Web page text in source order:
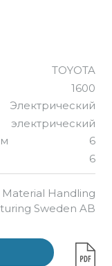
TOYOTA
1600
Электрический
электрический
6
6
Material Handling
Sweden AB